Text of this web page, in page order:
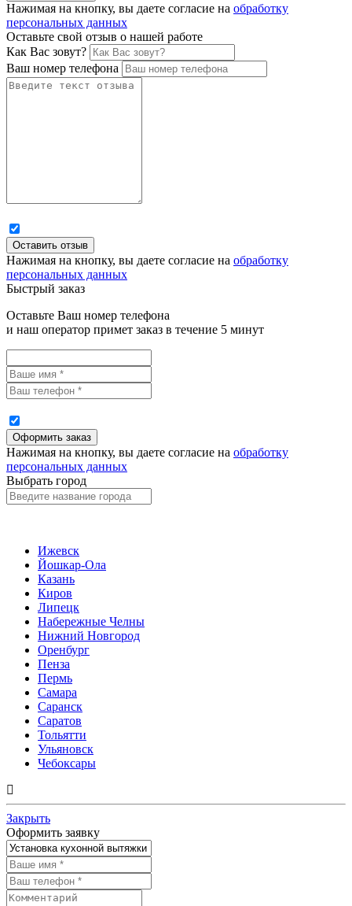
Нажимая на кнопку, вы даете согласие на обработку
персональных данных
Оставьте свой отзыв о нашей работе
Как Вас зовут?
Ваш номер телефона
Нажимая на кнопку, вы даете согласие на обработку
персональных данных
Быстрый заказ
Оставьте Ваш номер телефона
и наш оператор примет заказ в течение 5 минут
Нажимая на кнопку, вы даете согласие на обработку
персональных данных
Выбрать город
Ижевск
Йошкар-Ола
Казань
Киров
Липецк
Набережные Челны
Нижний Новгород
Оренбург
Пенза
Пермь
Самара
Саранск
Саратов
Тольятти
Ульяновск
Чебоксары
Закрыть
Оформить заявку